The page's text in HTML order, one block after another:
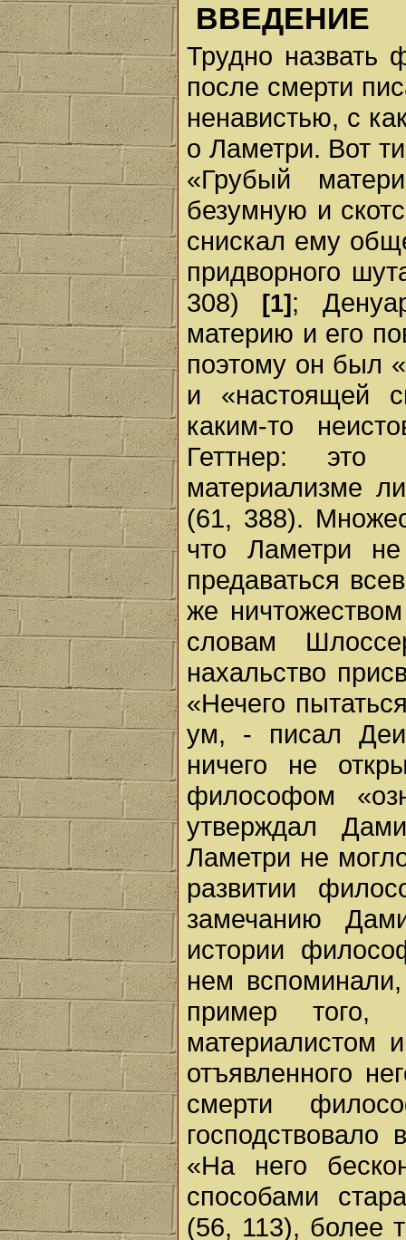
ВВЕДЕНИЕ
Трудно назвать
после смерти
ненавистью, с
о Ламетри. Вот
«Грубый
безумную и
снискал ему
придворного
308)
[1] ;
материю и его
поэтому он был
и «настоящей
каким-то
Геттнер: это
материализме
(61, 388).
что Ламетри
предаваться
же
словам
нахальство
«Нечего
ум, - писал
ничего не
философом
утверждал
Ламетри не
развитии
замечанию
истории
нем
пример того,
материалистом
отъявленного
смерти
«На него
способами
(56, 113), более